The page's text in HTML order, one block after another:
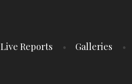
Live Reports Galleries